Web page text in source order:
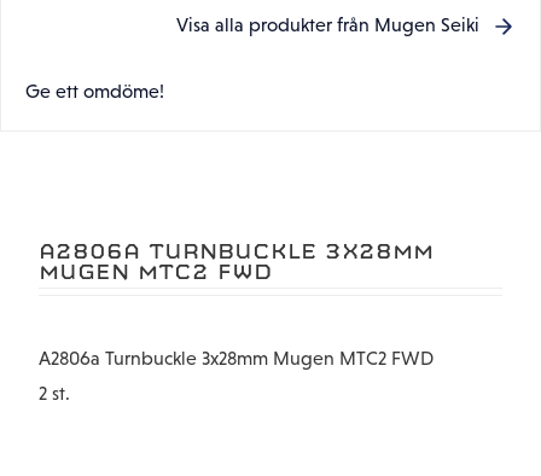
Visa alla produkter från Mugen Seiki
Ge ett omdöme!
A2806A TURNBUCKLE 3X28MM
MUGEN MTC2 FWD
A2806a Turnbuckle 3x28mm Mugen MTC2 FWD
2 st.